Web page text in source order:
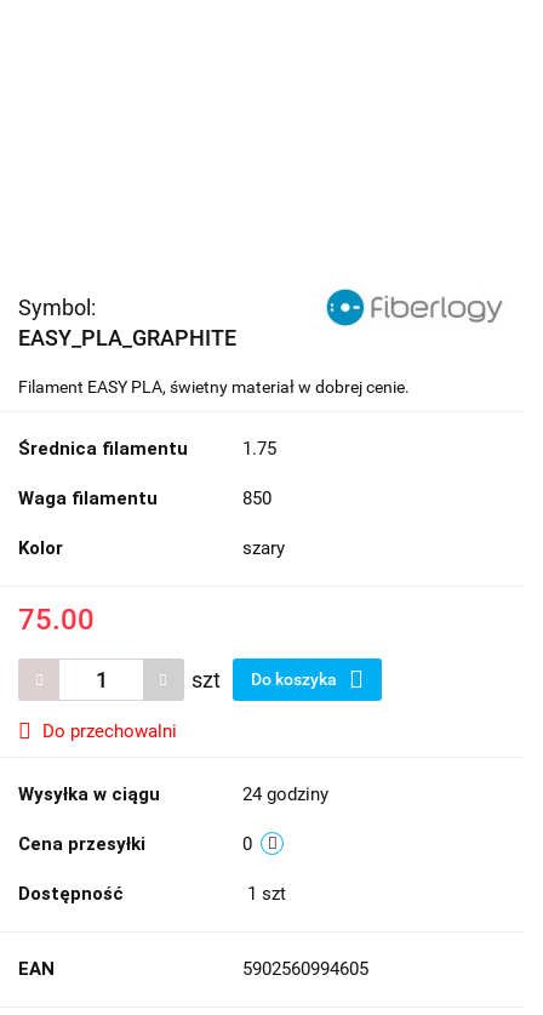
Symbol:
EASY_PLA_GRAPHITE
Filament EASY PLA, świetny materiał w dobrej cenie.
Średnica filamentu 1.75
Waga filamentu 850
Kolor szary
75.00
szt Do koszyka
Do przechowalni
Wysyłka w ciągu 24 godziny
Cena przesyłki 0
Dostępność 1 szt
EAN 5902560994605